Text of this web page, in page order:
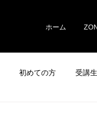
ホーム
初めての方 受講